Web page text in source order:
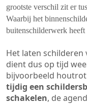
grootste verschil zit er
Waarbij het
buitenschilderwerk heeft
Het laten schilderen
dient dus op tijd
bijvoorbeeld
tijdig een
schakelen, de